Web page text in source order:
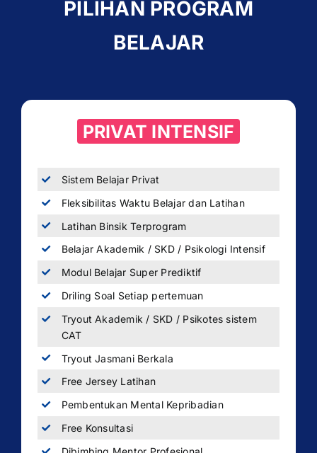
PILIHAN PROGRAM
BELAJAR
PRIVAT INTENSIF
Sistem Belajar Privat
Fleksibilitas Waktu Belajar dan Latihan
Latihan Binsik Terprogram
Belajar Akademik / SKD / Psikologi Intensif
Modul Belajar Super Prediktif
Driling Soal Setiap pertemuan
Tryout Akademik / SKD / Psikotes sistem
CAT
Tryout Jasmani Berkala
Free Jersey Latihan
Pembentukan Mental Kepribadian
Free Konsultasi